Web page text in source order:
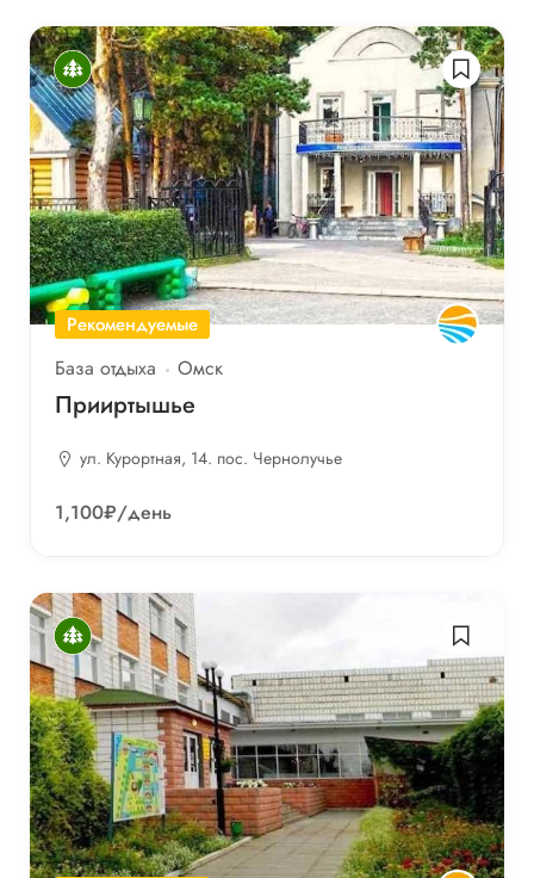
Рекомендуемые
База отдыха Омск
Прииртышье
ул. Курортная, 14. пос. Чернолучье
1,100₽/день